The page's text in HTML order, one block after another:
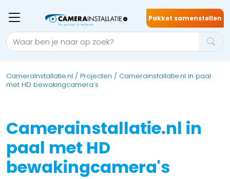
Pakket samenstellen
CameraInstallatie.nl / Projecten / Camerainstallatie.nl in paal
met HD bewakingcamera’s
Camerainstallatie.nl in
paal met HD
bewakingcamera's